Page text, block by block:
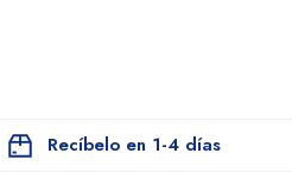
Recíbelo en 1-4 días